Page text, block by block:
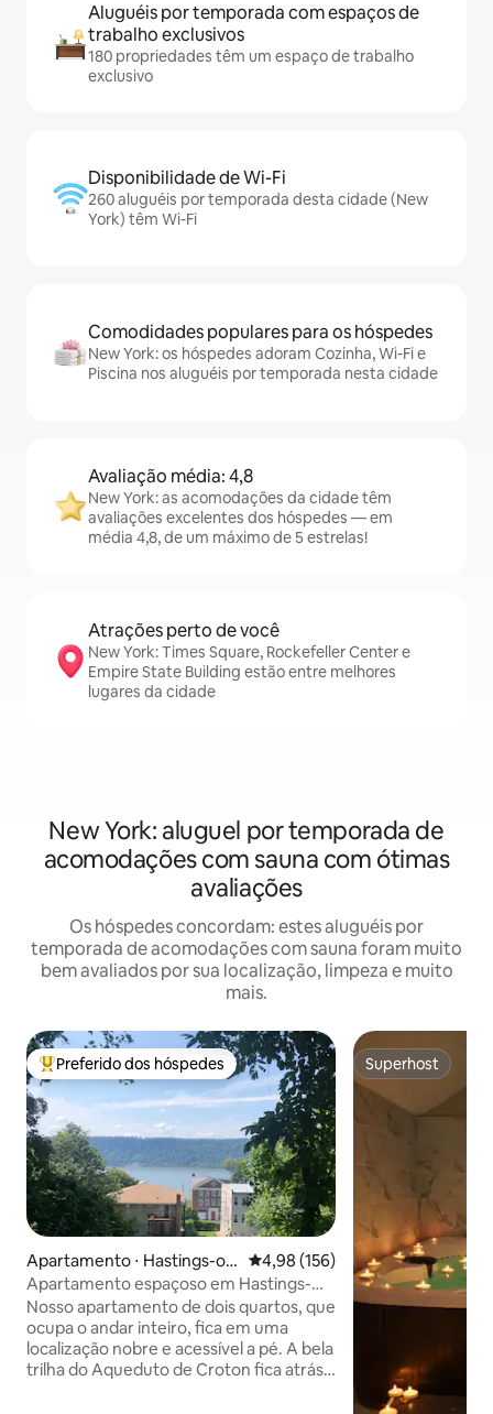
Aluguéis por temporada com espaços de
trabalho exclusivos
180 propriedades têm um espaço de trabalho
exclusivo
Disponibilidade de Wi-Fi
260 aluguéis por temporada desta cidade (New
York) têm Wi-Fi
Comodidades populares para os hóspedes
New York: os hóspedes adoram Cozinha, Wi-Fi e
Piscina nos aluguéis por temporada nesta cidade
Avaliação média: 4,8
New York: as acomodações da cidade têm
avaliações excelentes dos hóspedes — em
média 4,8, de um máximo de 5 estrelas!
Atrações perto de você
New York: Times Square, Rockefeller Center e
Empire State Building estão entre melhores
lugares da cidade
New York: aluguel por temporada de
acomodações com sauna com ótimas
avaliações
Os hóspedes concordam: estes aluguéis por
temporada de acomodações com sauna foram muito
bem avaliados por sua localização, limpeza e muito
mais.
Entre os melhores preferidos dos hóspedes
Preferido dos hóspedes
Apartamento ⋅ Hastings-on
-Hudson
4,98 de uma avaliação média de
4,98 (156)
Apartamento espaçoso em Hastings-
on-Hudson perto de Nova York
Nosso apartamento de dois quartos, que
ocupa o andar inteiro, fica em uma
localização nobre e acessível a pé. A bela
trilha do Aqueduto de Croton fica atrás
Superhost
Superhost